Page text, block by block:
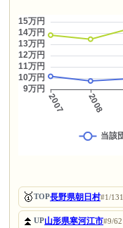
🥇TOP長野県朝日村#1/131
⏫UP山形県寒河江市#9/62